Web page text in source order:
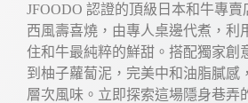
JFOODO 認證的頂級日本和牛專賣
西風壽喜燒，由專人桌邊代煮，利
住和牛最純粹的鮮甜。搭配獨家創
到柚子蘿蔔泥，完美中和油脂膩感
層次風味。立即探索這場隱身巷弄